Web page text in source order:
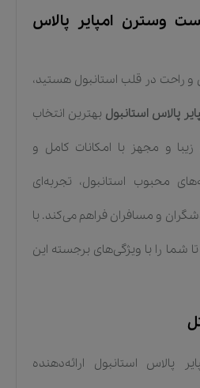
وسترن امپایر پالاس
و راحت در قلب استانبول هستید،
پالاس استانبول بهترین انتخاب
و مجهز با امکانات کامل و
محبوب استانبول، تجربه‌ای
و مسافران فراهم می‌کند. با
شما را با ویژگی‌های برجسته این
پالاس استانبول ارائه‌دهنده